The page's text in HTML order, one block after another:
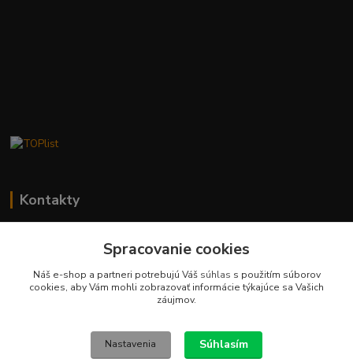
Kontakty
0902 180 499
info@schodyplus.sk
Spracovanie cookies
Náš e-shop a partneri potrebujú Váš súhlas s použitím súborov
cookies, aby Vám mohli zobrazovať informácie týkajúce sa Vašich
záujmov.
Nastavenia Súhlasím